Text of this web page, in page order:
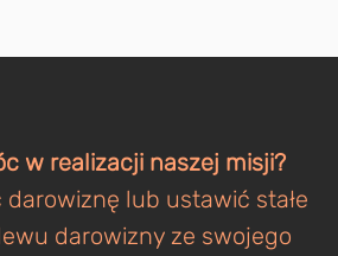
w realizacji naszej misji?
darowiznę lub ustawić stałe
darowizny ze swojego